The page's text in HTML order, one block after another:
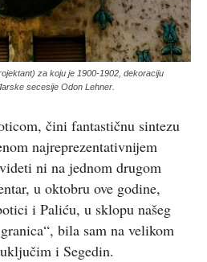
za koju je 1900-1902, dekoraciju
secesije Odon Lehner.
čini fantastičnu sintezu
najreprezentativnijem
ni na jednom drugom
u oktobru ove godine,
i Paliću, u sklopu našeg
bila sam na velikom
i Segedin.